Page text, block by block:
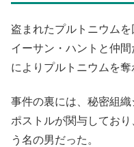
盗まれたプルトニウム
イーサン・ハントと仲
によりプルトニウムを奪
事件の裏には、秘密組
ポストルが関与してお
う名の男だった。